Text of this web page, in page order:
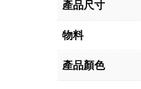
產品尺寸
物料
產品顏色